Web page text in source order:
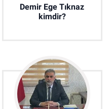
Demir Ege Tıknaz
kimdir?